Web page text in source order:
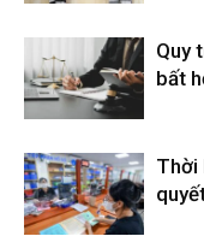
Quy
bất
Thời